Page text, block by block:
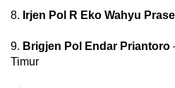
8. Irjen Pol R Eko Wahyu
9. Brigjen Pol Endar Priantoro
Timur